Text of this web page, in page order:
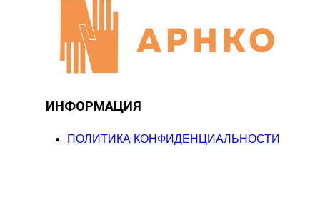
ИНФОРМАЦИЯ
ПОЛИТИКА КОНФИДЕНЦИАЛЬНОСТИ